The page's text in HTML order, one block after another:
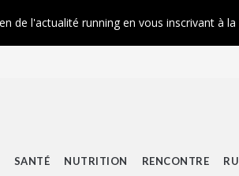
SANTÉ NUTRITION RENCONTRE
de l'actualité running en vous inscrivant à